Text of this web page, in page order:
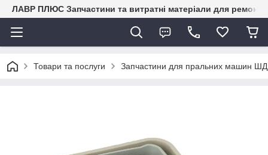
ЛАВР ПЛЮС Запчастини та витратні матеріали для ремонту
Товари та послуги Запчастини для пральних машин ШД